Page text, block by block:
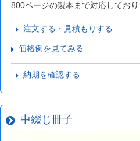
800ページの製本まで対応しており
注文する・見積もりする
価格例を見てみる
納期を確認する
中綴じ冊子